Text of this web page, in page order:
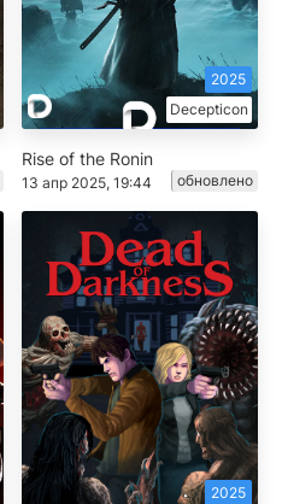
Decepticon
2025
Rise of the Ronin
13 апр 2025, 19:44 обновлено
2025